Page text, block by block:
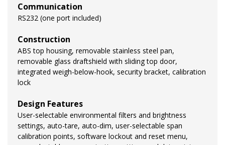
Communication
RS232 (one port included)
Construction
ABS top housing, removable stainless steel pan,
removable glass draftshield with sliding top door,
integrated weigh-below-hook, security bracket, calibration
lock
Design Features
User-selectable environmental filters and brightness
settings, auto-tare, auto-dim, user-selectable span
calibration points, software lockout and reset menu,